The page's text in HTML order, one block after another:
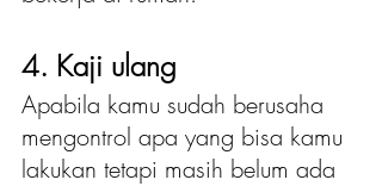
4. Kaji ulang
Apabila kamu sudah berusaha
mengontrol apa yang bisa kamu
lakukan tetapi masih belum ada